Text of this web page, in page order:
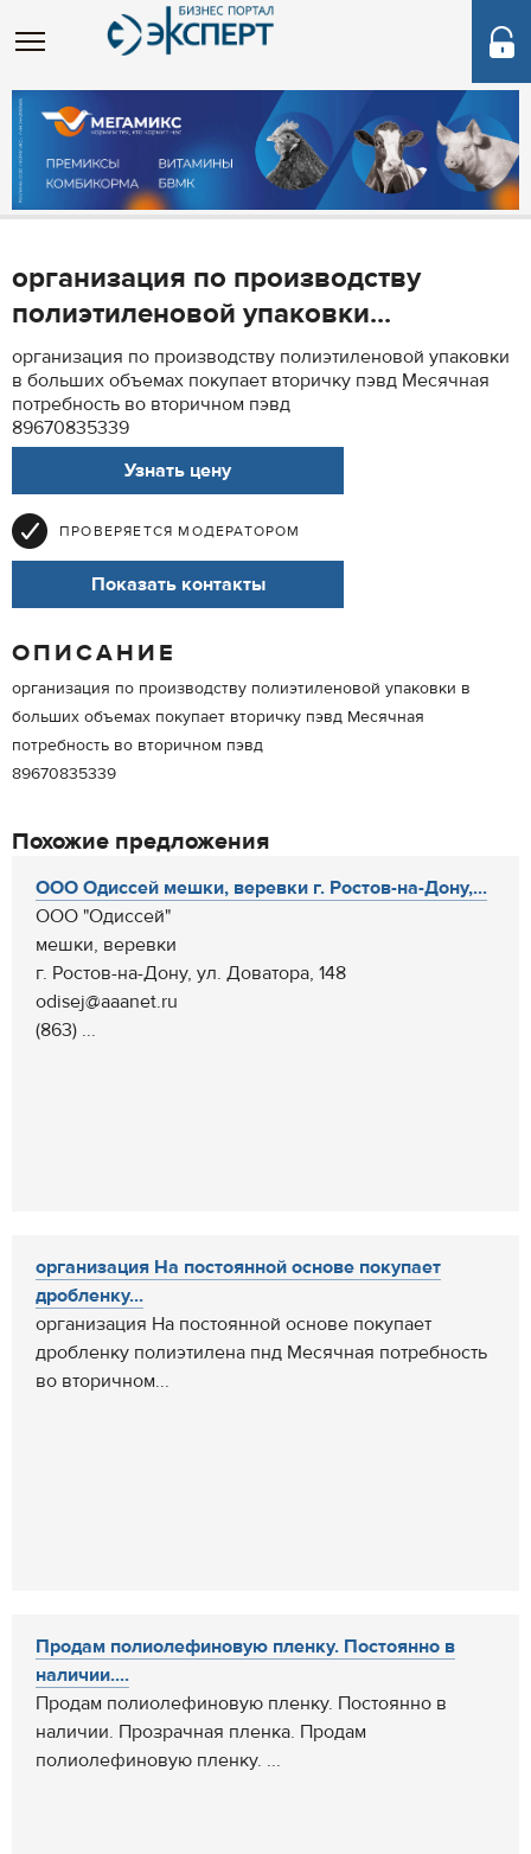
организация по производству
полиэтиленовой упаковки...
организация по производству полиэтиленовой упаковки
в больших объемах покупает вторичку пэвд Месячная
потребность во вторичном пэвд
89670835339
Узнать цену
ПРОВЕРЯЕТСЯ МОДЕРАТОРОМ
Показать контакты
ОПИСАНИЕ
организация по производству полиэтиленовой упаковки в
больших объемах покупает вторичку пэвд Месячная
потребность во вторичном пэвд
89670835339
Похожие предложения
ООО Одиссей мешки, веревки г. Ростов-на-Дону,...
ООО "Одиссей"
мешки, веревки
г. Ростов-на-Дону, ул. Доватора, 148
odisej@aaanet.ru
(863) ...
организация На постоянной основе покупает
дробленку...
организация На постоянной основе покупает
дробленку полиэтилена пнд Месячная потребность
во вторичном...
Продам полиолефиновую пленку. Постоянно в
наличии....
Продам полиолефиновую пленку. Постоянно в
наличии. Прозрачная пленка. Продам
полиолефиновую пленку. ...